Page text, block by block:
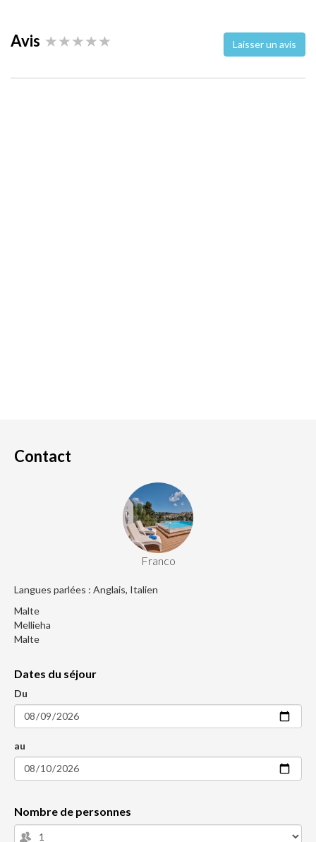
Avis Laisser un avis
Contact
Franco
Langues parlées : Anglais, Italien
Malte
Mellieha
Malte
Dates du séjour
Du
au
Nombre de personnes